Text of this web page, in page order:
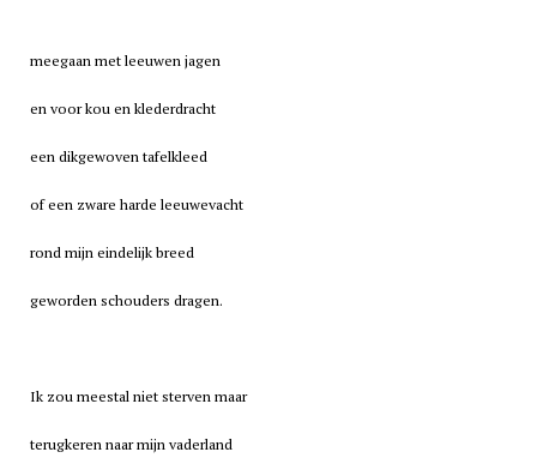
meegaan met leeuwen jagen
en voor kou en klederdracht
een dikgewoven tafelkleed
of een zware harde leeuwevacht
rond mijn eindelijk breed
geworden schouders dragen.
Ik zou meestal niet sterven maar
terugkeren naar mijn vaderland